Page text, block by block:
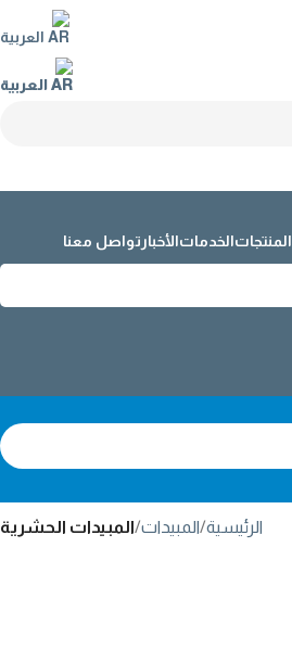
العربية
العربية
المنتجاتالخدماتالأخبار تواصل معنا
الرئيسية المبيدات المبيدات الحشرية